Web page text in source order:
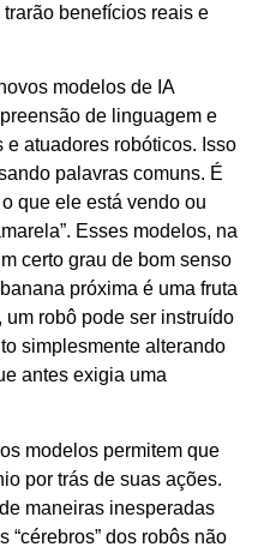
benefícios reais e
modelos de IA
de linguagem e
atuadores robóticos. Isso
palavras comuns. É
que ele está vendo ou
Esses modelos, na
certo grau de bom senso
próxima é uma fruta
um robô pode ser instruído
simplesmente alterando
antes exigia uma
modelos permitem que
por trás de suas ações.
maneiras inesperadas
“cérebros” dos robôs não